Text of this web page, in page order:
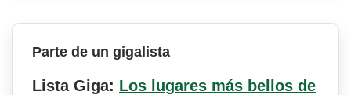
Parte de un gigalista
Lista Giga: Los lugares más bellos de